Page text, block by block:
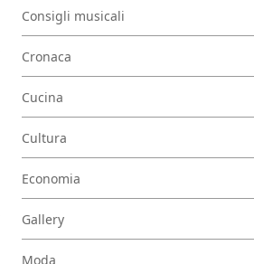
Consigli musicali
Cronaca
Cucina
Cultura
Economia
Gallery
Moda